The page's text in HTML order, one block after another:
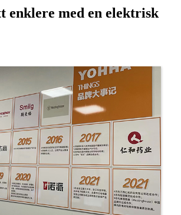
enklere med en elektrisk